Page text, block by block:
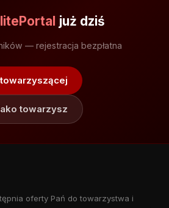
już dziś
— rejestracja bezpłatna
towarzysz
oferty Pań do towarzystwa i